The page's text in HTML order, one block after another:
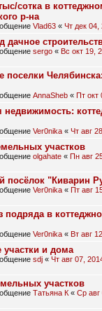
сотка в
р-на
Vlad63 « Чт дек 04,
дачное
sergo « Вс окт 19,
поселки
AnnaSheb « Пт окт
недвижимость:
Ver0nika « Чт авг
участков
olgahate « Пн авг
посёлок "Киварин
Ver0nika « Пт авг
подряда в
Ver0nika « Вт авг
и дома
sdj « Чт авг 07,
участков
Татьяна К « Ср авг